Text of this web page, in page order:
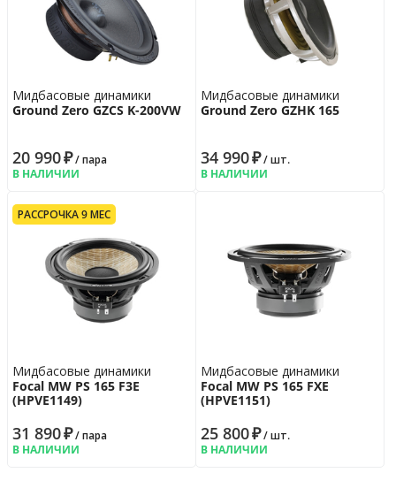
Мидбасовые динамики
Ground Zero GZCS K-200VW
20 990₽/ пара
В НАЛИЧИИ
Мидбасовые динамики
Ground Zero GZHK 165
34 990₽/ шт.
В НАЛИЧИИ
РАССРОЧКА 9 МЕС
Мидбасовые динамики
Focal MW PS 165 F3E
(HPVE1149)
31 890₽/ пара
В НАЛИЧИИ
Мидбасовые динамики
Focal MW PS 165 FXE
(HPVE1151)
25 800₽/ шт.
В НАЛИЧИИ